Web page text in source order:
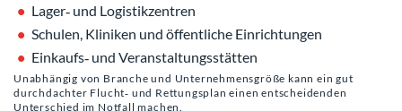
Lager‑ und Logistikzentren
Schulen, Kliniken und öffentliche Einrichtungen
Einkaufs‑ und Veranstaltungsstätten
Unabhängig von Branche und Unternehmensgröße kann ein gut
durchdachter Flucht‑ und Rettungsplan einen entscheidenden
Unterschied im Notfall machen.